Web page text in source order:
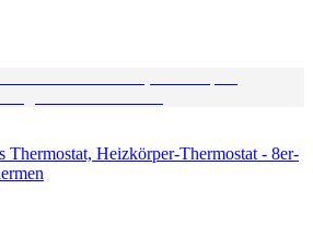
Thermostat, Heizkörper-Thermostat - 8er-